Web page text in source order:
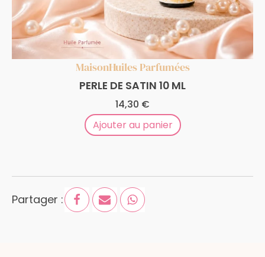
MaisonHuiles Parfumées
PERLE DE SATIN 10 ML
14,30 €
Ajouter au panier
Partager :